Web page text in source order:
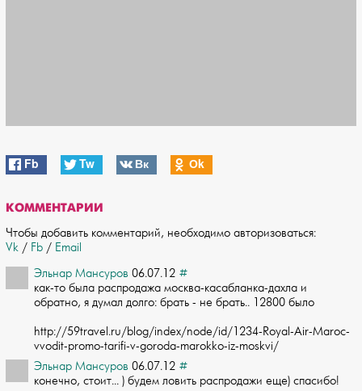
Fb Tw Вк Оk
КОММЕНТАРИИ
Чтобы добавить комментарий, необходимо авторизоваться:
Vk / Fb / Email
Эльнар Мансуров 06.07.12 #
как-то была распродажа москва-касабланка-дахла и
обратно, я думал долго: брать - ­не брать.. 12800 было
http://59travel.ru/blog/index/node/id/1234-Royal-Air-Ma­roc-
vvodit-promo-tarifi-v-goroda-marokko-iz-moskvi/
Эльнар Мансуров 06.07.12 #
конечно, стоит... ) будем ловить распродажи еще) спасибо!